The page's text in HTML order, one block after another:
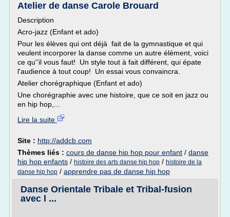
Atelier de danse Carole Brouard
Description
Acro-jazz (Enfant et ado)
Pour les élèves qui ont déjà fait de la gymnastique et qui
veulent incorporer la danse comme un autre élément, voici
ce qu'’il vous faut! Un style tout à fait différent, qui épate
l'audience à tout coup! Un essai vous convaincra.
Atelier chorégraphique (Enfant et ado)
Une chorégraphie avec une histoire, que ce soit en jazz ou
en hip hop,...
Lire la suite
Site : http://addcb.com
Thèmes liés : cours de danse hip hop pour enfant / danse
hip hop enfants / histoire des arts danse hip hop / histoire de la
danse hip hop / apprendre pas de danse hip hop
Danse Orientale Tribale et Tribal-fusion
avec l ...